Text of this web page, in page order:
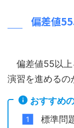
偏差値
偏差値55以上
演習を進めるの
おすすめ
標準問